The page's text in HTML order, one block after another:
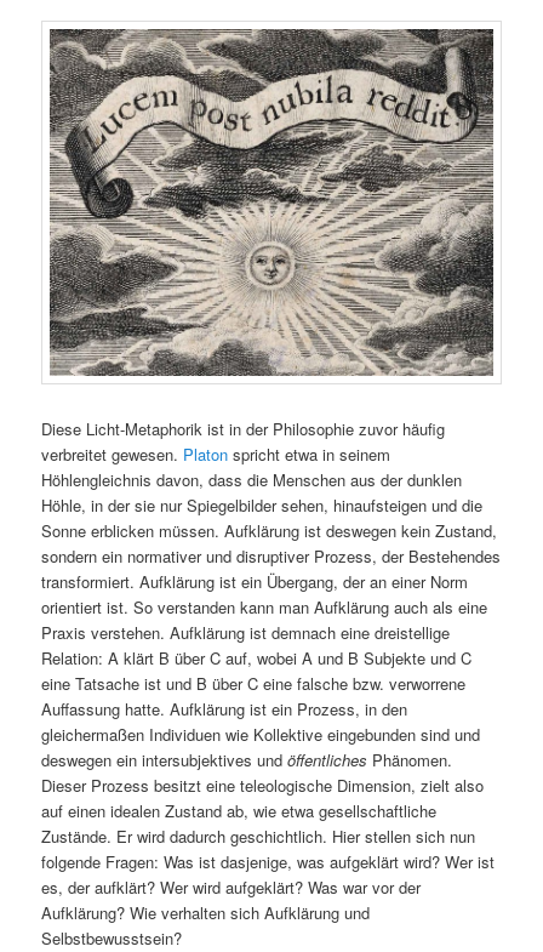
Diese Licht-Metaphorik ist in der Philosophie zuvor häufig
verbreitet gewesen. Platon spricht etwa in seinem
Höhlengleichnis davon, dass die Menschen aus der dunklen
Höhle, in der sie nur Spiegelbilder sehen, hinaufsteigen und die
Sonne erblicken müssen. Aufklärung ist deswegen kein Zustand,
sondern ein normativer und disruptiver Prozess, der Bestehendes
transformiert. Aufklärung ist ein Übergang, der an einer Norm
orientiert ist. So verstanden kann man Aufklärung auch als eine
Praxis verstehen. Aufklärung ist demnach eine dreistellige
Relation: A klärt B über C auf, wobei A und B Subjekte und C
eine Tatsache ist und B über C eine falsche bzw. verworrene
Auffassung hatte. Aufklärung ist ein Prozess, in den
gleichermaßen Individuen wie Kollektive eingebunden sind und
deswegen ein intersubjektives undöffentliches Phänomen.
Dieser Prozess besitzt eine teleologische Dimension, zielt also
auf einen idealen Zustand ab, wie etwa gesellschaftliche
Zustände. Er wird dadurch geschichtlich. Hier stellen sich nun
folgende Fragen: Was ist dasjenige, was aufgeklärt wird? Wer ist
es, der aufklärt? Wer wird aufgeklärt? Was war vor der
Aufklärung? Wie verhalten sich Aufklärung und
Selbstbewusstsein?